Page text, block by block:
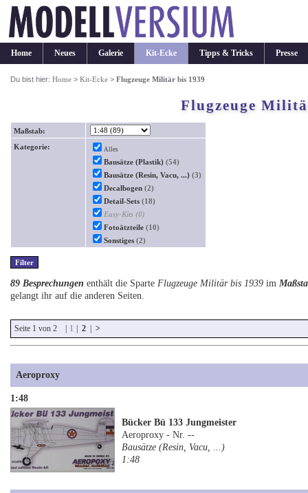
Home Neues Galerie Kit-Ecke Tipps & Tricks Presse
Du bist hier:Home >Kit-Ecke >Flugzeuge Militär bis 1939
Flugzeuge
Maßstab:
Kategorie:
Alles
Bausätze (Plastik)(54)
Bausätze (Resin, Vacu, ...)(3)
Decalbogen(2)
Detail-Sets(18)
Easy-Kits(0)
Fotoätzteile(10)
Sonstiges(2)
89 Besprechungen enthält die Sparte Flugzeuge Militär bis 1939 im
gelangt ihr auf die anderen Seiten.
Seite 1 von 2 | 1 | 2 | >
Aeroproxy
1:48
Bücker Bü 133 Jungmeister
Aeroproxy - Nr.--
Bausätze (Resin, Vacu, ...)
1:48